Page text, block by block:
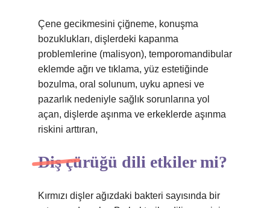
Çene gecikmesini çiğneme, konuşma
bozuklukları, dişlerdeki kapanma
problemlerine (malisyon), temporomandibular
eklemde ağrı ve tıklama, yüz estetiğinde
bozulma, oral solunum, uyku apnesi ve
pazarlık nedeniyle sağlık sorunlarına yol
açan, dişlerde aşınma ve erkeklerde aşınma
riskini arttıran,
Diş çürüğü dili etkiler mi?
Kırmızı dişler ağızdaki bakteri sayısında bir